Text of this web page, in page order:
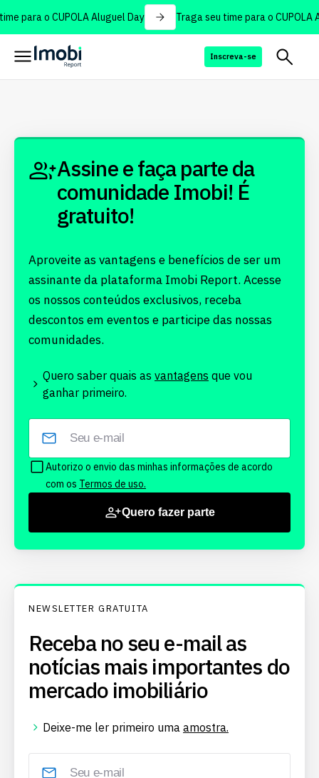
para o CUPOLA Aluguel Day Traga seu time para o CUPOLA
Inscreva-se
Assine e faça parte da
comunidade Imobi! É
gratuito!
Aproveite as vantagens e benefícios de ser um
assinante da plataforma Imobi Report. Acesse
os nossos conteúdos exclusivos, receba
descontos em eventos e participe das nossas
comunidades.
Quero saber quais as vantagens que vou
ganhar primeiro.
Autorizo o envio das minhas informações de acordo
com os Termos de uso.
Quero fazer parte
NEWSLETTER GRATUITA
Receba no seu e-mail as
notícias mais importantes do
mercado imobiliário
Deixe-me ler primeiro uma amostra.